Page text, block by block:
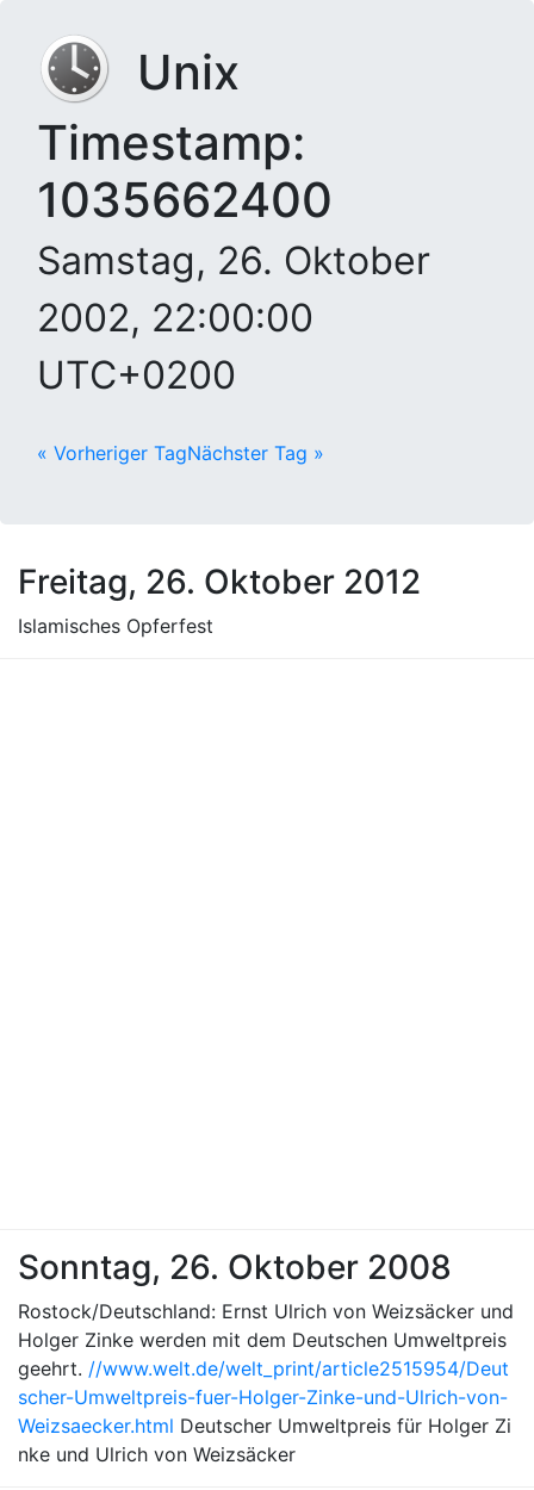
Unix
Timestamp:
1035662400
Samstag, 26. Oktober
2002, 22:00:00
UTC+0200
« Vorheriger TagNächster Tag »
Freitag, 26. Oktober 2012
Islamisches Opferfest
Sonntag, 26. Oktober 2008
Rostock/Deutschland: Ernst Ulrich von Weizsäcker und
Holger Zinke werden mit dem Deutschen Umweltpreis
geehrt. //www.welt.de/welt_print/article2515954/Deut
scher-Umweltpreis-fuer-Holger-Zinke-und-Ulrich-von-
Weizsaecker.html Deutscher Umweltpreis für Holger Zi
nke und Ulrich von Weizsäcker